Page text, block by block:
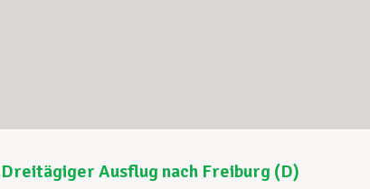
Dreitägiger Ausflug nach Freiburg (D)